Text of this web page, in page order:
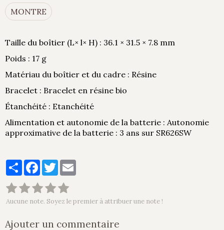
MONTRE
Taille du boîtier (L× l× H) : 36.1 × 31.5 × 7.8 mm
Poids : 17 g
Matériau du boîtier et du cadre : Résine
Bracelet : Bracelet en résine bio
Étanchéité : Etanchéité
Alimentation et autonomie de la batterie : Autonomie
approximative de la batterie : 3 ans sur SR626SW
PartagerFacebook
Twitter
Aucune note. Soyez le premier à attribuer une note !
Ajouter un commentaire